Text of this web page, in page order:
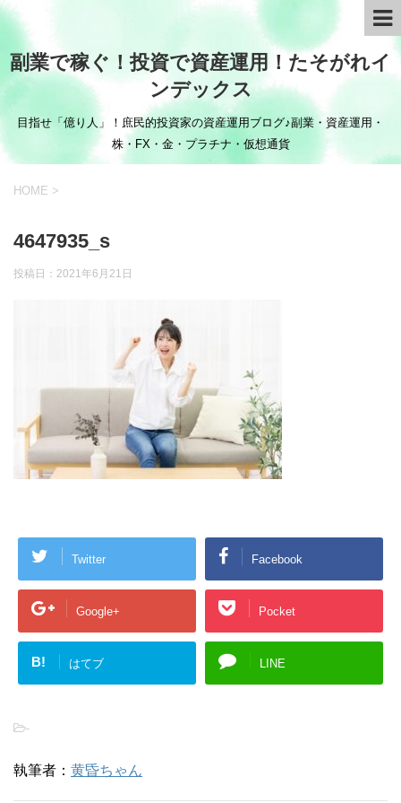
副業で稼ぐ！投資で資産運用！たそがれイ
ンデックス
目指せ「億り人」！庶民的投資家の資産運用ブログ♪副業・資産運用・
株・FX・金・プラチナ・仮想通貨
HOME >
4647935_s
投稿日： 2021年6月21日
Twitter Facebook
Google+ Pocket
B! はてブ LINE
-
執筆者： 黄昏ちゃん